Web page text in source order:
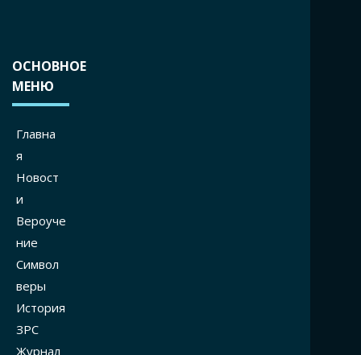
ОСНОВНОЕ
МЕНЮ
Главна
я
Новост
и
Вероуче
ние
Символ
веры
История
ЗРС
Журнал